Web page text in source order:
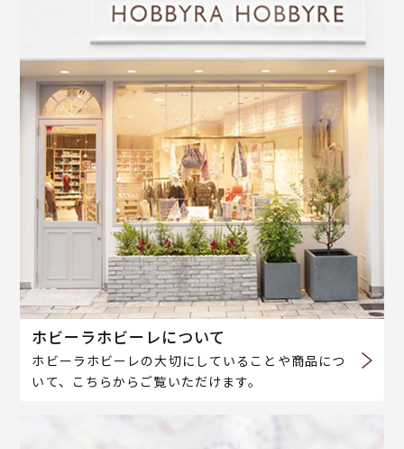
ホビーラホビーレについて
ホビーラホビーレの大切にしていることや商品につ
いて、こちらからご覧いただけます。